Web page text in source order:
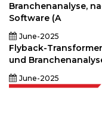
Branchenanalyse,
Software (A
June-2025
Flyback-
und
June-2025